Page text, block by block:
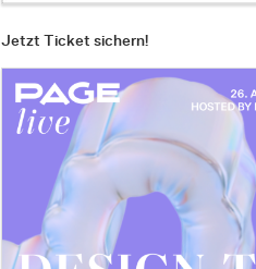
Jetzt Ticket sichern!